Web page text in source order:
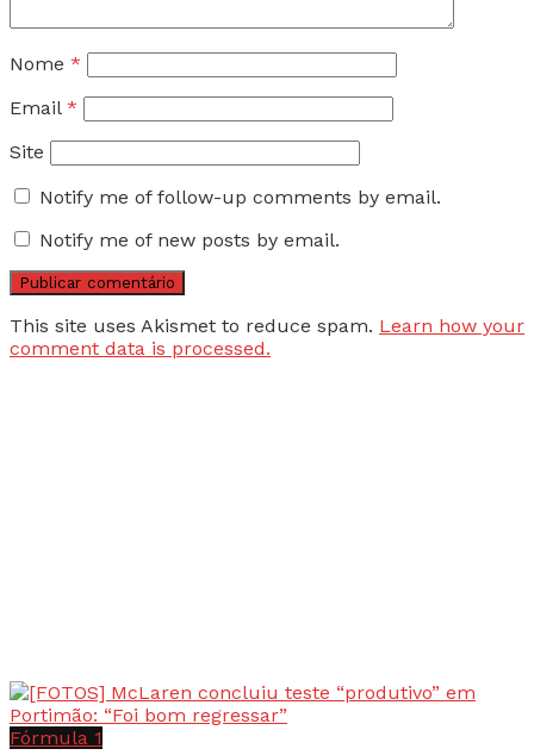
Nome *
Email *
Site
Notify me of follow-up comments by email.
Notify me of new posts by email.
This site uses Akismet to reduce spam. Learn how your
comment data is processed.
Fórmula 1